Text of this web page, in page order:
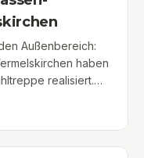
bleiben – ein
Sicherheit.
Außenbereich:
haben
realisiert.
warm
Kniegurt und